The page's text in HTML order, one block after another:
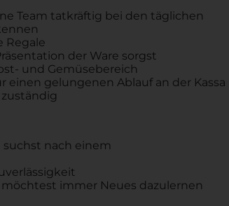
Team tatkräftig bei den täglichen
Regale
der Ware sorgst
und Gemüsebereich
einen gelungenen Ablauf an der Kassa
nach einem
immer Neues dazulernen